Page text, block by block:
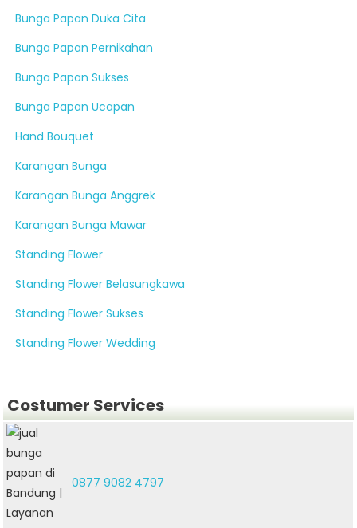
Bunga Papan Duka Cita
Bunga Papan Pernikahan
Bunga Papan Sukses
Bunga Papan Ucapan
Hand Bouquet
Karangan Bunga
Karangan Bunga Anggrek
Karangan Bunga Mawar
Standing Flower
Standing Flower Belasungkawa
Standing Flower Sukses
Standing Flower Wedding
Costumer Services
0877 9082 4797